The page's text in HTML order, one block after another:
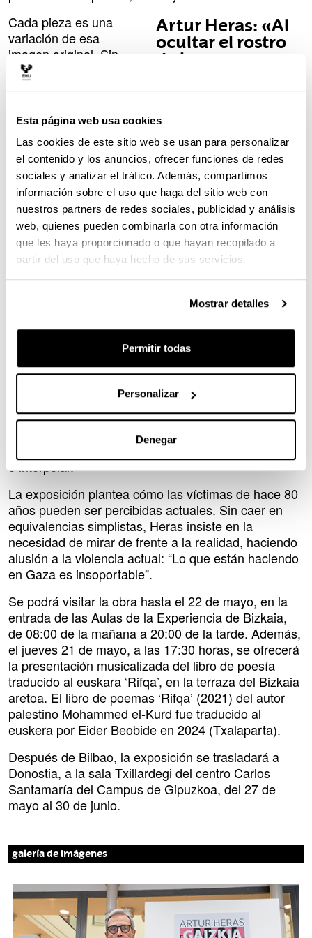
Esta página web usa cookies
Las cookies de este sitio web se usan para personalizar
el contenido y los anuncios, ofrecer funciones de redes
sociales y analizar el tráfico. Además, compartimos
información sobre el uso que haga del sitio web con
nuestros partners de redes sociales, publicidad y análisis
web, quienes pueden combinarla con otra información
que les haya proporcionado o que hayan recopilado a
partir del uso que haya hecho de sus servicios.
Mostrar detalles
Permitir todas
Personalizar
Denegar
Artur Heras: «Al
ocultar el rostro
de los seres
convierte en una
atemporal, una
imagen útil,
desde el punto de
vista simbológico,
para muchas
épocas»
Cada pieza es una
variación de esa
imagen original. Sin
fondo definido y con un
horizonte atravesado
de espino, los dibujos
evolucionan desde
representaciones más
fieles a la original hasta
composiciones más
intervenidas, cargadas
de elementos gráficos y
textos. No hay una
cronología explícita,
pero sí una evolución. El alambre de espino actúa
como hilo conductor de toda la exposición, y el
Walter Benjamin, consisten en obras ‘Denkbilder’,
“imágenes que piensan”. En ellas, el artista no solo
revisita el pasado, sino que establece un puente
visual con el presente, concretamente con la
violencia en Gaza. Y que se piensan bajo su
condición de imágenes. Es un pintor de ideas. No
busca conmover ni agitar, sino entender, comunicar
e interpelar.
La exposición plantea cómo las víctimas de hace 80
años pueden ser percibidas actuales. Sin caer en
equivalencias simplistas, Heras insiste en la
necesidad de mirar de frente a la realidad, haciendo
alusión a la violencia actual: “Lo que están haciendo
en Gaza es insoportable”.
Se podrá visitar la obra hasta el 22 de mayo, en la
entrada de las Aulas de la Experiencia de Bizkaia,
de 08:00 de la mañana a 20:00 de la tarde. Además,
el jueves 21 de mayo, a las 17:30 horas, se ofrecerá
la presentación musicalizada del libro de poesía
traducido al euskara ‘Rifqa’, en la terraza del Bizkaia
aretoa. El libro de poemas ‘Rifqa’ (2021) del autor
palestino Mohammed el-Kurd fue traducido al
euskera por Eider Beobide en 2024 (Txalaparta).
Después de Bilbao, la exposición se trasladará a
Donostia, a la sala Txillardegi del centro Carlos
Santamaría del Campus de Gipuzkoa, del 27 de
mayo al 30 de junio.
galería de imágenes